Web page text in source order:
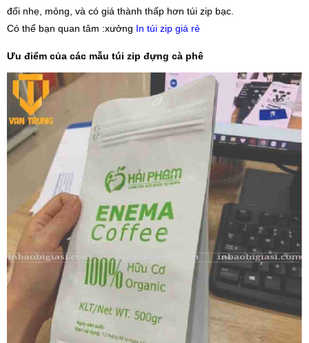
đối nhẹ, mỏng, và có giá thành thấp hơn túi zip bạc.
Có thể bạn quan tâm :xưởng In túi zip giá rẻ
Ưu điểm của các mẫu túi zip đựng cà phê